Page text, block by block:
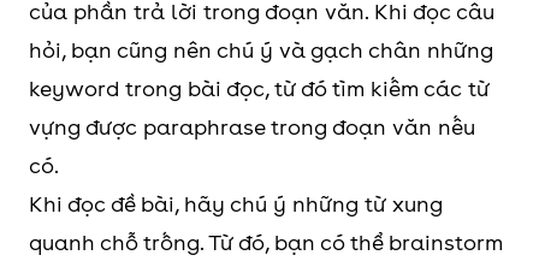
của phần trả lời trong đoạn văn. Khi đọc câu
hỏi, bạn cũng nên chú ý và gạch chân những
keyword trong bài đọc, từ đó tìm kiếm các từ
vựng được paraphrase trong đoạn văn nếu
có.
Khi đọc đề bài, hãy chú ý những từ xung
quanh chỗ trống. Từ đó, bạn có thể brainstorm